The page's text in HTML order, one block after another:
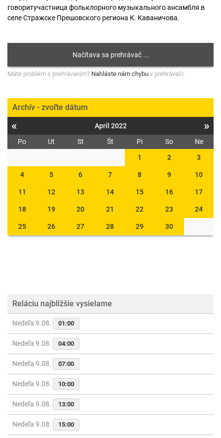
говоритучастница фольклорного музыкального ансамбля в
селе Стражске Прешовского региона К. Каваничова.
Máte problém s prehrávaním? Nahláste nám chybu v prehrávači.
Archív - zvoľte dátum
« Apríl 2022 »
Po Ut St Št Pi So
Ne
1
2 3
4 5 6 7 8 9 10
11 12 13 14 15 16 17
18 19 20 21 22 23 24
25 26 27 28 29 30
Reláciu najbližšie vysielame
Nedeľa 9.08. 01:00
Nedeľa 9.08. 04:00
Nedeľa 9.08. 07:00
Nedeľa 9.08. 10:00
Nedeľa 9.08. 13:00
Nedeľa 9.08. 15:00